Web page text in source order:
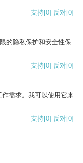
支持[0] 反对[0]
的隐私保护和安全性保
支持[0] 反对[0]
需求。我可以使用它来
支持[0] 反对[0]